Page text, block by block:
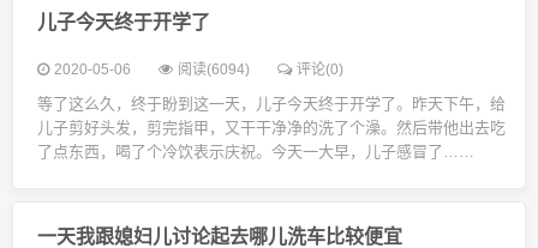
儿子今天终于开学了
2020-05-06 阅读(6094) 评论(0)
等了这么久，终于盼到这一天，儿子今天终于开学了。昨天下午，给
儿子剪好头发，剪完指甲，又干干净净的洗了个澡。然后带他出去吃
了点东西，喝了个冷饮表示庆祝。今天一大早，儿子感冒了……
一天我跟媳妇儿讨论起去哪儿洗车比较便宜